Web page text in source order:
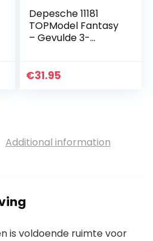
Depesche 11181
TOPModel Fantasy
– Gevulde 3-
design, etui ca. 7,5 x
€31.95
Additional information
is voldoende ruimte voor